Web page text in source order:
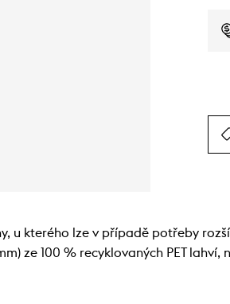
u kterého lze v případě potřeby
ze 100 % recyklovaných PET